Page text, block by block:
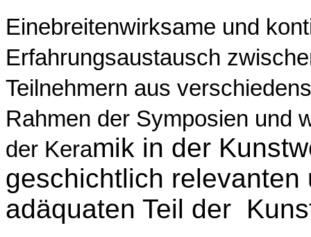
Einebreitenwirksame und
Erfahrungsaustausch
Teilnehmern aus
Rahmen der Symposien und
der Keramik in der
geschichtlich
adäquaten Teil der